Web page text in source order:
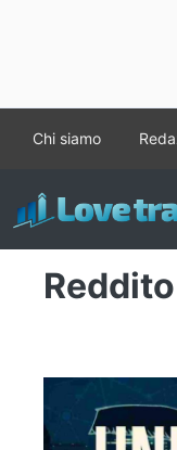
contenuto
Chi siamo